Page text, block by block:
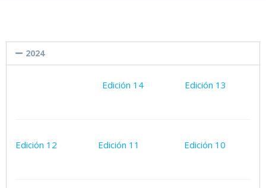
2024
Edición 14 Edición 13
Edición 12 Edición 11 Edición 10